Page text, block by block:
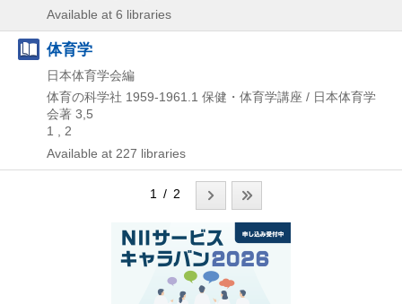
Available at 6 libraries
体育学
日本体育学会編
体育の科学社 1959-1961.1 保健・体育学講座 / 日本体育学
会著 3, 5
1 , 2
Available at 227 libraries
1 / 2